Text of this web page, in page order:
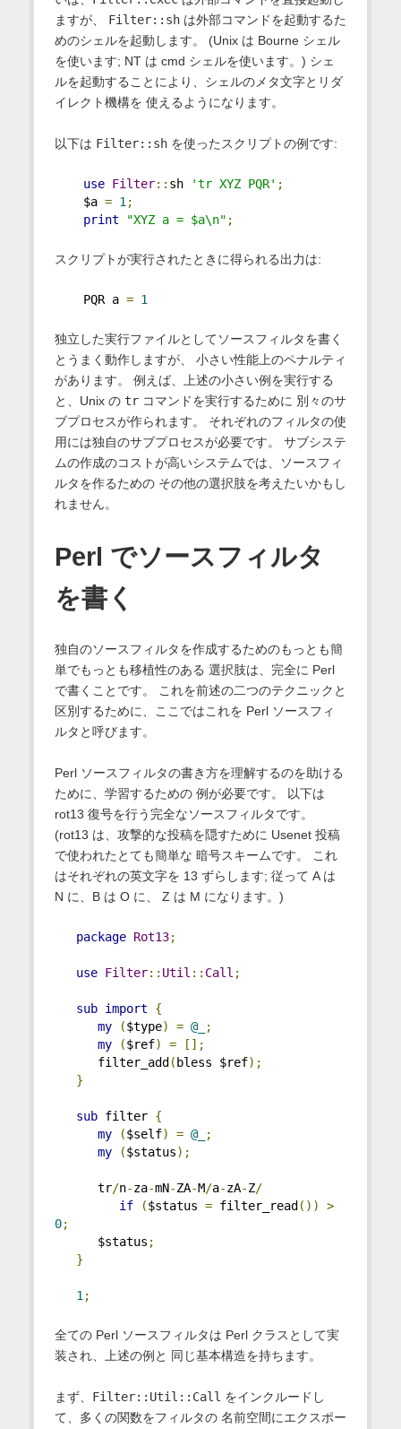
ますが、 Filter::shは外部コマンドを起動するた
めのシェルを起動します。 (Unix は Bourne シェル
を使います; NT は cmd シェルを使います。) シェ
ルを起動することにより、シェルのメタ文字とリダ
イレクト機構を 使えるようになります。
以下は Filter::shを使ったスクリプトの例です:
use Filter:: sh 'tr XYZ PQR' ;
$a = 1;
print
"XYZ a = $a\n" ;
スクリプトが実行されたときに得られる出力は:
PQR a = 1
独立した実行ファイルとしてソースフィルタを書く
とうまく動作しますが、 小さい性能上のペナルティ
があります。 例えば、上述の小さい例を実行する
と、Unix の trコマンドを実行するために 別々のサ
ブプロセスが作られます。 それぞれのフィルタの使
用には独自のサブプロセスが必要です。 サブシステ
ムの作成のコストが高いシステムでは、ソースフィ
ルタを作るための その他の選択肢を考えたいかもし
れません。
Perl でソースフィルタ
を書く
独自のソースフィルタを作成するためのもっとも簡
単でもっとも移植性のある 選択肢は、完全に Perl
で書くことです。 これを前述の二つのテクニックと
区別するために、ここではこれを Perl ソースフィ
ルタと呼びます。
Perl ソースフィルタの書き方を理解するのを助ける
ために、学習するための 例が必要です。 以下は
rot13 復号を行う完全なソースフィルタです。
(rot13 は、攻撃的な投稿を隠すために Usenet 投稿
で使われたとても簡単な 暗号スキームです。 これ
はそれぞれの英文字を 13 ずらします; 従って A は
N に、B は O に、 Z は M になります。)
package Rot13;
use Filter:: Util :: Call ;
sub import
{
my
($type) = @_
;
my
($ref) =
[];
filter_add ( bless $ref);
}
sub filter {
my
($self) = @_
;
my
($status);
tr/n-za-mN-ZA-M/a-zA-Z/
if
($status = filter_read ())
>
0;
$status ;
}
1 ;
全ての Perl ソースフィルタは Perl クラスとして実
装され、上述の例と 同じ基本構造を持ちます。
まず、 Filter::Util::Call をインクルードし
て、多くの関数をフィルタの 名前空間にエクスポー